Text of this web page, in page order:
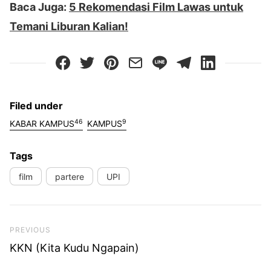
Baca Juga: 5 Rekomendasi Film Lawas untuk
Temani Liburan Kalian!
Filed under
KABAR KAMPUS46 KAMPUS9
Tags
film partere UPI
Previous Post
PREVIOUS
KKN (Kita Kudu Ngapain)